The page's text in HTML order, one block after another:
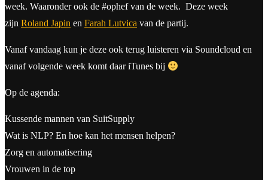
week. Waaronder ook de #ophef van de week. Deze week
zijn Roland Japin en Farah Lutvica van de partij.
Vanaf vandaag kun je deze ook terug luisteren via Soundcloud en
vanaf volgende week komt daar iTunes bij
Op de agenda:
Kussende mannen van SuitSupply
Wat is NLP? En hoe kan het mensen helpen?
Zorg en automatisering
Vrouwen in de top